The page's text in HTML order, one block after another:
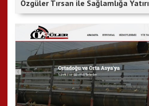
Özgüler Tırsan ile Sağlamlığa